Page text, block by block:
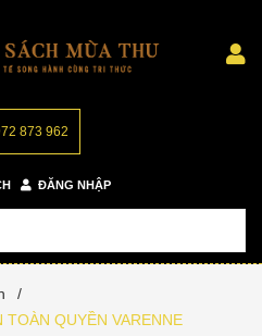
873 962
ĐĂNG NHẬP
/
TOÀN QUYỀN VARENNE